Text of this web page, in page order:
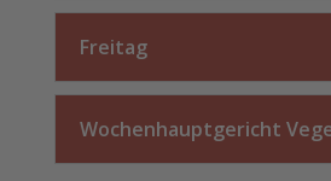
Freitag
Wochenhauptgericht